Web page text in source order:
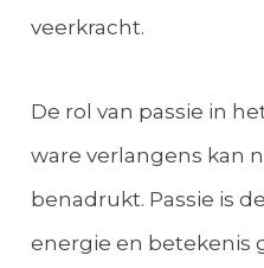
veerkracht.
De rol van passie in
ware verlangens kan
benadrukt. Passie is
energie en betekenis